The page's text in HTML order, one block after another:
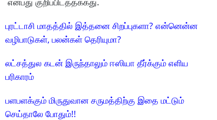
புரட்டாசி மாதத்தில் இத்தனை சிறப்புகளா? என்னென்ன
வழிபாடுகள், பலன்கள் தெரியுமா?
லட்சத்துல கடன் இருந்தாலும் ஈஸியா தீர்க்கும் எளிய
பரிகாரம்
பளபளக்கும் மிருதுவான சருமத்திற்கு இதை மட்டும்
செய்தாலே போதும்!!